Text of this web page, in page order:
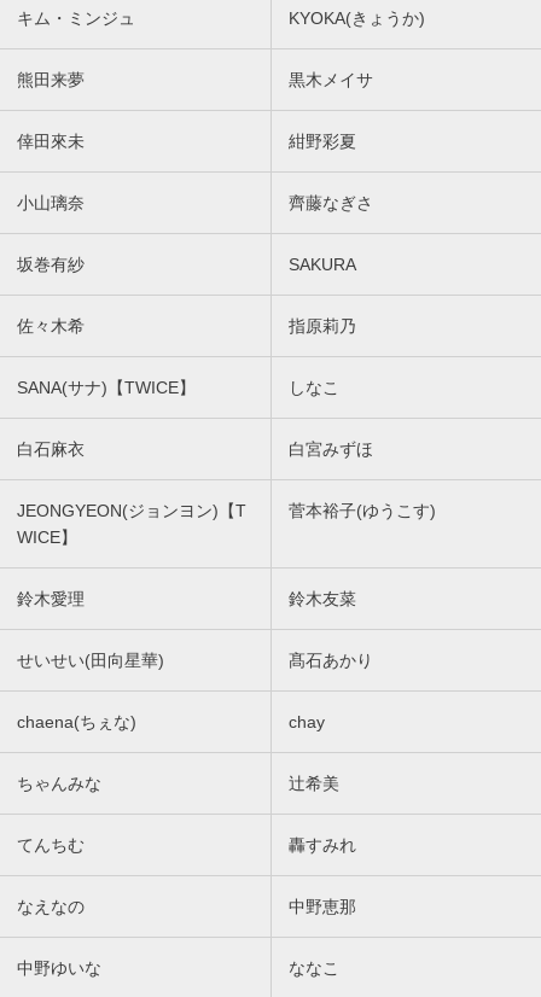
キム・ミンジュ KYOKA(きょうか)
熊田来夢 黒木メイサ
倖田來未 紺野彩夏
小山璃奈 齊藤なぎさ
坂巻有紗 SAKURA
佐々木希 指原莉乃
SANA(サナ)【TWICE】 しなこ
白石麻衣 白宮みずほ
JEONGYEON(ジョンヨン)【T
WICE】
菅本裕子(ゆうこす)
鈴木愛理 鈴木友菜
せいせい(田向星華) 髙石あかり
chaena(ちぇな) chay
ちゃんみな 辻希美
てんちむ 轟すみれ
なえなの 中野恵那
中野ゆいな ななこ